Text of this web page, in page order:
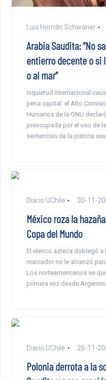
Luis Hernán Schwaner
Arabia Saudita: “No
entierro decente o si
o al mar”
Inquietud internacional
pena capital: el Alto
Humanos de la ONU
preocupada por el uso de
sentencias de la justicia
Diario UChile 30-11-
México roza la
Copa del Mundo
El elenco azteca doblegó a
marcador no le alcanzó
Los norteamericanos se
primera vez desde
Diario UChile 26-11-
Polonia derrota a la